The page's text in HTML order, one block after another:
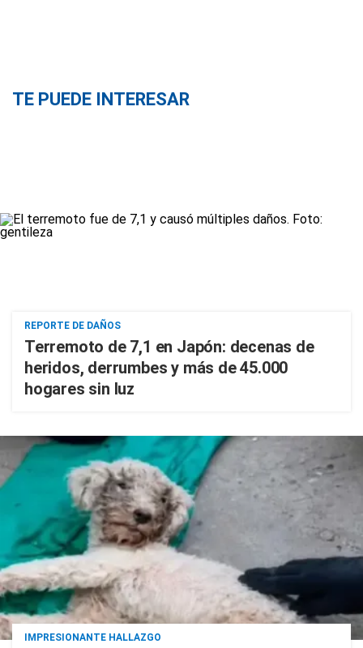
TE PUEDE INTERESAR
REPORTE DE DAÑOS
Terremoto de 7,1 en Japón: decenas de
heridos, derrumbes y más de 45.000
hogares sin luz
IMPRESIONANTE HALLAZGO